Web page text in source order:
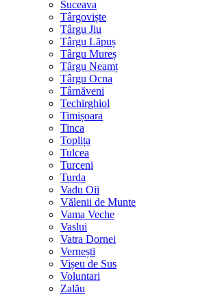
Suceava
Târgoviște
Târgu Jiu
Târgu Lăpuș
Târgu Mureș
Târgu Neamț
Târgu Ocna
Târnăveni
Techirghiol
Timișoara
Tinca
Toplița
Tulcea
Turceni
Turda
Vadu Oii
Vălenii de Munte
Vama Veche
Vaslui
Vatra Dornei
Vernești
Vișeu de Sus
Voluntari
Zalău